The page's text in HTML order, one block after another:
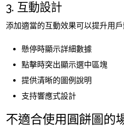
3. 互動設計
添加適當的互動效果可以提升用戶
懸停時顯示詳細數據
點擊時突出顯示選中區塊
提供清晰的圖例說明
支持響應式設計
不適合使用圓餅圖的